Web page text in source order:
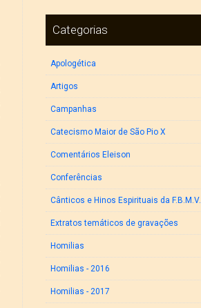
Categorias
Apologética
Artigos
Campanhas
Catecismo Maior de São Pio X
Comentários Eleison
Conferências
Cânticos e Hinos Espirituais da F.B.M.V.
Extratos temáticos de gravações
Homilias
Homilias - 2016
Homilias - 2017